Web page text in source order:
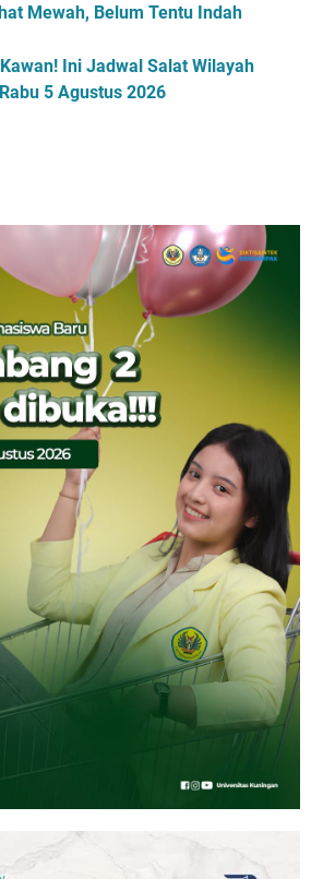
Mewah, Belum Tentu Indah
Ini Jadwal Salat Wilayah
5 Agustus 2026